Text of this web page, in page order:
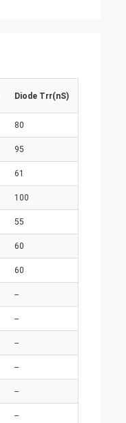
Diode Trr(nS)
80
95
61
100
55
60
60
--
--
--
--
--
--